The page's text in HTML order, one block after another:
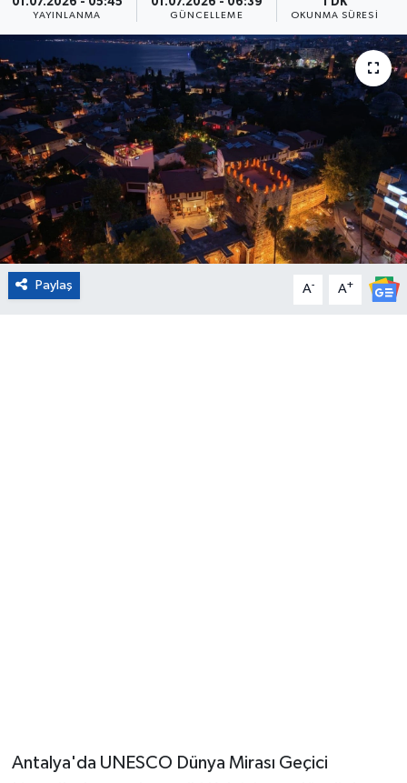
01.07.2026 - 05:45
YAYINLANMA
01.07.2026 - 06:39
GÜNCELLEME
1 DK
OKUNMA SÜRESI
Paylaş A- A+
Antalya'da UNESCO Dünya Mirası Geçici
Sağlık
Magazin
Turizm
Çevre
Kültür ve Sanat
Sivil Toplum